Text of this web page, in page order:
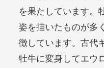
を果たしています。
姿を描いたものが多
徴しています。古代
牡牛に変身してエウ